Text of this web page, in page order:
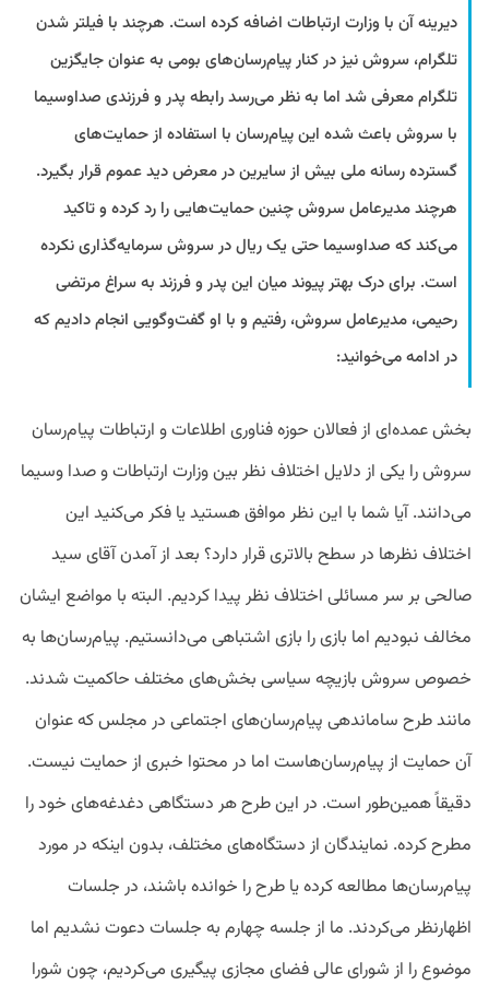
دیرینه آن با وزارت ارتباطات اضافه کرده است. هرچند با فیلتر شدن
تلگرام، سروش نیز در کنار پیام‌رسان‌های بومی به عنوان جایگزین
تلگرام معرفی شد اما به نظر می‌رسد رابطه پدر و فرزندی صداوسیما
با سروش باعث شده این پیام‌رسان با استفاده از حمایت‌های
گسترده رسانه ملی بیش از سایرین در معرض دید عموم قرار بگیرد.
هرچند مدیرعامل سروش چنین حمایت‌هایی را رد کرده و تاکید
می‌کند که صداوسیما حتی یک ریال در سروش سرمایه‌گذاری نکرده
است. برای درک بهتر پیوند میان این پدر و فرزند به سراغ مرتضی
رحیمی، مدیرعامل سروش، رفتیم و با او گفت‌وگویی انجام دادیم که
در ادامه می‌خوانید:
بخش عمده‌ای از فعالان حوزه فناوری اطلاعات و ارتباطات پیام‌رسان
سروش را یکی از دلایل اختلاف ‌نظر بین وزارت ارتباطات و صدا وسیما
می‌دانند. آیا شما با این نظر موافق هستید یا فکر می‌کنید این
اختلاف ‌نظرها در سطح بالاتری قرار دارد؟ بعد از آمدن آقای سید
صالحی بر سر مسائلی اختلاف نظر پیدا کردیم. البته با مواضع ایشان
مخالف نبودیم اما بازی را بازی اشتباهی می‌دانستیم. پیام‌رسان‌ها به
خصوص سروش بازیچه سیاسی بخش‌های مختلف حاکمیت شدند.
مانند طرح ساماندهی پیام‌رسان‌های اجتماعی در مجلس که عنوان
آن حمایت از پیام‌رسان‌هاست اما در محتوا خبری از حمایت نیست.
دقیقاً همین‌طور است. در این طرح هر دستگاهی دغدغه‌های خود را
مطرح کرده. نمایندگان از دستگاه‌های مختلف، بدون اینکه در مورد
پیام‌رسان‌ها مطالعه کرده یا طرح را خوانده باشند، در جلسات
اظهارنظر می‌کردند. ما از جلسه چهارم به جلسات دعوت نشدیم اما
موضوع را از شورای عالی فضای مجازی پیگیری می‌کردیم، چون شورا